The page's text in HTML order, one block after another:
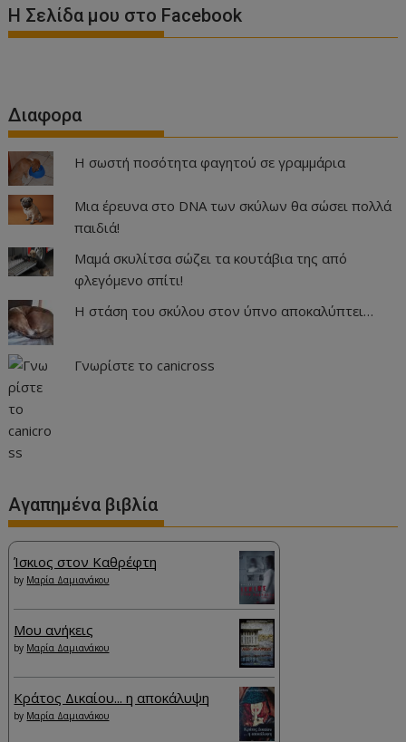
Η Σελίδα μου στο Facebook
Διαφορα
Η σωστή ποσότητα φαγητού σε γραμμάρια
Μια έρευνα στο DNA των σκύλων θα σώσει πολλά
παιδιά!
Μαμά σκυλίτσα σώζει τα κουτάβια της από
φλεγόμενο σπίτι!
Η στάση του σκύλου στον ύπνο αποκαλύπτει…
Γνωρίστε το canicross
Αγαπημένα βιβλία
Ίσκιος στον Καθρέφτη
by Μαρία Δαμιανάκου
Μου ανήκεις
by Μαρία Δαμιανάκου
Κράτος Δικαίου... η αποκάλυψη
by Μαρία Δαμιανάκου